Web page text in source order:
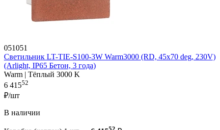
051051
Светильник LT-TIE-S100-3W Warm3000 (RD, 45x70 deg, 230V)
(Arlight, IP65 Бетон, 3 года)
Warm | Тёплый 3000 K
6 41552
₽/шт
В наличии